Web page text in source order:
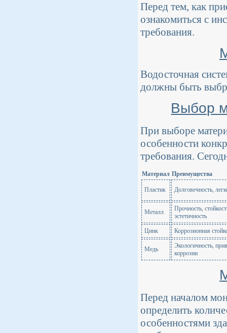
Перед тем, как
ознакомиться с
требования.
Водосточная
должны быть
Выбор
При выборе
особенности
требования.
Материал Преимущества
Пластик Долговечность,
Металл
Прочность,
эстетичность
Цинк Коррозионная
Медь
Экологичность,
коррозии
Перед началом
определить
особенностями